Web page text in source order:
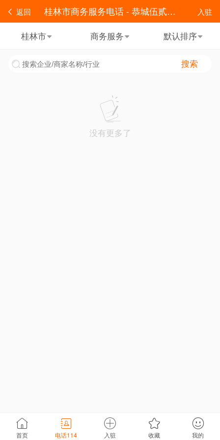
返回 入驻
桂林市商务服务电话 - 恭城伍贰零便民
桂林市 商务服务 默认排序
搜索
没有更多了
首页 电话114 入驻 收藏 我的